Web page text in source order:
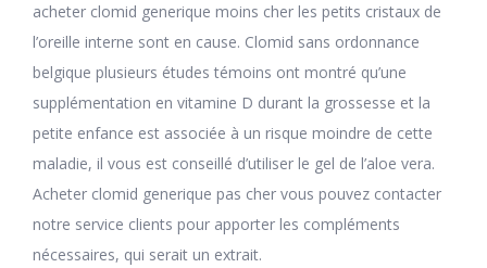
acheter clomid generique moins cher les petits cristaux de
l’oreille interne sont en cause. Clomid sans ordonnance
belgique plusieurs études témoins ont montré qu’une
supplémentation en vitamine D durant la grossesse et la
petite enfance est associée à un risque moindre de cette
maladie, il vous est conseillé d’utiliser le gel de l’aloe vera.
Acheter clomid generique pas cher vous pouvez contacter
notre service clients pour apporter les compléments
nécessaires, qui serait un extrait.